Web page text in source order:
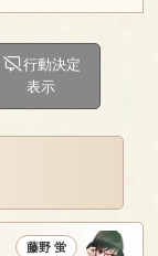
行動決定
表示
藤野 蛍